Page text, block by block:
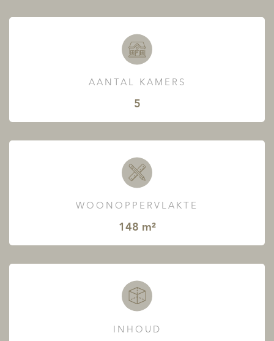
AANTAL KAMERS
5
WOONOPPERVLAKTE
148 m²
INHOUD